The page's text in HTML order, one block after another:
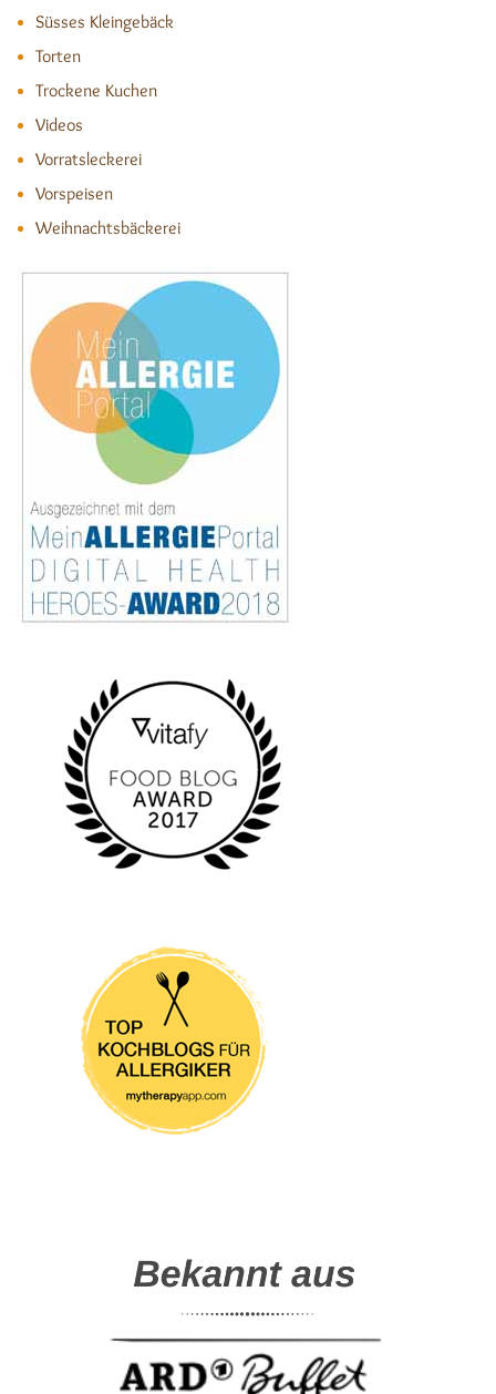
Süsses Kleingebäck
Torten
Trockene Kuchen
Videos
Vorratsleckerei
Vorspeisen
Weihnachtsbäckerei